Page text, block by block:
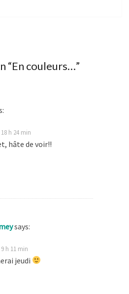
“En couleurs…”
h 24 min
hâte de voir!!
says:
h 11 min
jeudi